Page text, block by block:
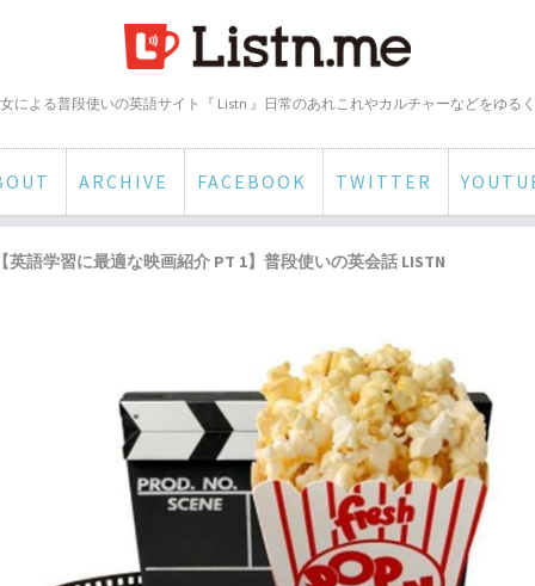
による普段使いの英語サイト『 Listn 』日常のあれこれやカルチャーなどをゆる
ARCHIVE FACEBOOK TWITTER
英語学習に最適な映画紹介 PT 1】普段使いの英会話 LISTN